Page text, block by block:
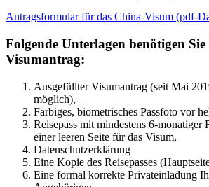
Antragsformular für das China-Visum (pdf-
Folgende Unterlagen benötigen
Visumantrag:
Ausgefüllter Visumantrag (seit Mai
möglich),
Farbiges, biometrisches Passfoto vor
Reisepass mit mindestens 6-monatiger
einer leeren Seite für das Visum,
Datenschutzerklärung
Eine Kopie des Reisepasses
Eine formal korrekte Privateinladung